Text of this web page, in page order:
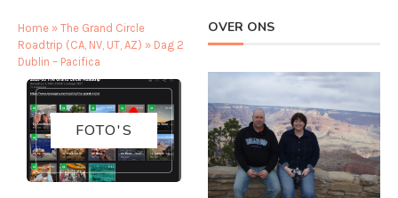
Home » The Grand Circle
Roadtrip (CA, NV, UT, AZ) » Dag 2
Dublin – Pacifica
FOTO'S
OVER ONS